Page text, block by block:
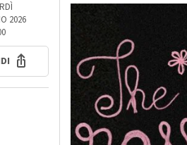
2026